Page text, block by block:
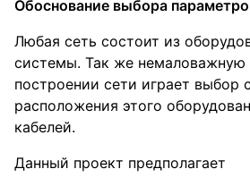
Обоснование выбора
Любая сеть состоит из
системы. Так же немаловажную
построении сети играет выбор
расположения этого
кабелей.
Данный проект предполагает